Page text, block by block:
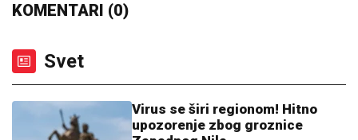
VERIO JE POSLE TRI MESECA VEZE:
KRIJE IZA PESME "IVANOVA
IZMENU teksta: "Ti stihovi su
naknadno dopisani"